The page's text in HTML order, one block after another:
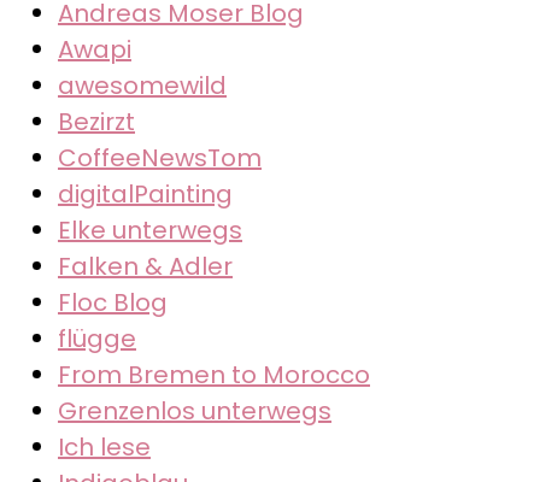
Andreas Moser Blog
Awapi
awesomewild
Bezirzt
CoffeeNewsTom
digitalPainting
Elke unterwegs
Falken & Adler
Floc Blog
flügge
From Bremen to Morocco
Grenzenlos unterwegs
Ich lese